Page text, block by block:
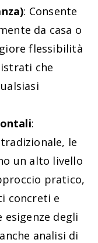
: Consente
da casa o
flessibilità
che
:
le
un alto livello
pratico,
concreti e
esigenze degli
analisi di